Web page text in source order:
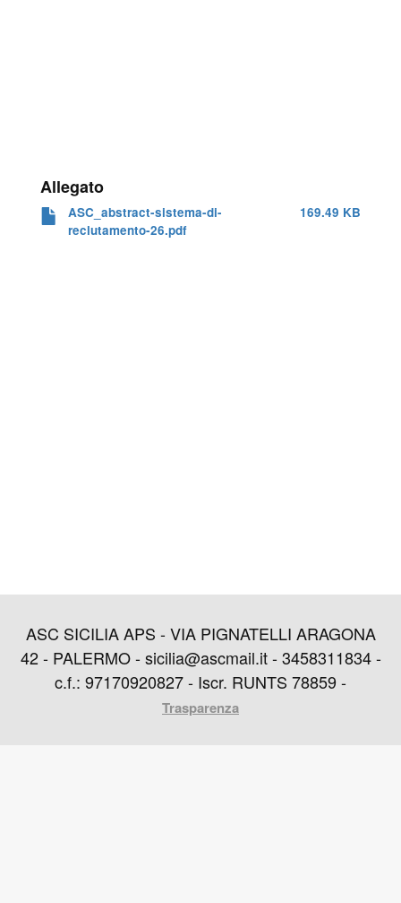
Allegato
ASC_abstract-sistema-di-
reclutamento-26.pdf
169.49 KB
ASC SICILIA APS - VIA PIGNATELLI ARAGONA
42 - PALERMO - sicilia@ascmail.it - 3458311834 -
c.f.: 97170920827 - Iscr. RUNTS 78859 -
Trasparenza